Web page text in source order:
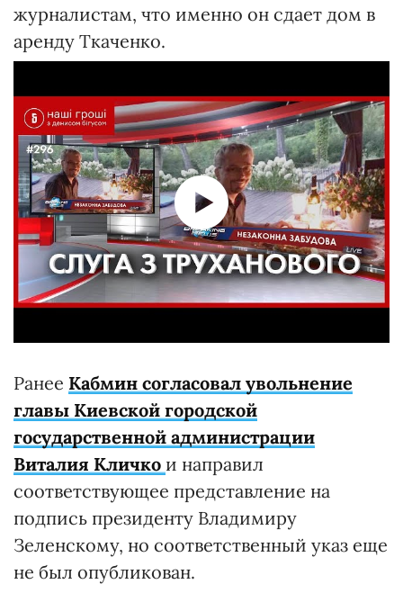
журналистам, что именно он сдает дом в
аренду Ткаченко.
Ранее Кабмин согласовал увольнение
главы Киевской городской
государственной администрации
Виталия Кличко и направил
соответствующее представление на
подпись президенту Владимиру
Зеленскому, но соответственный указ еще
не был опубликован.